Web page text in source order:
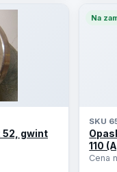
52, gwint
Na
SKU
110
Cena